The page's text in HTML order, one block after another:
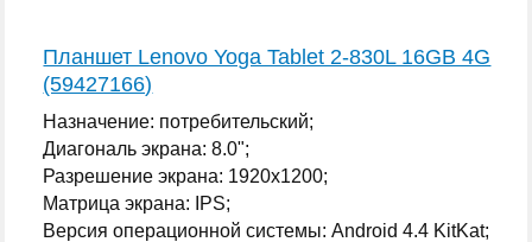
Планшет Lenovo Yoga Tablet 2-830L 16GB 4G
(59427166)
Назначение: потребительский;
Диагональ экрана: 8.0";
Разрешение экрана: 1920x1200;
Матрица экрана: IPS;
Версия операционной системы: Android 4.4 KitKat;